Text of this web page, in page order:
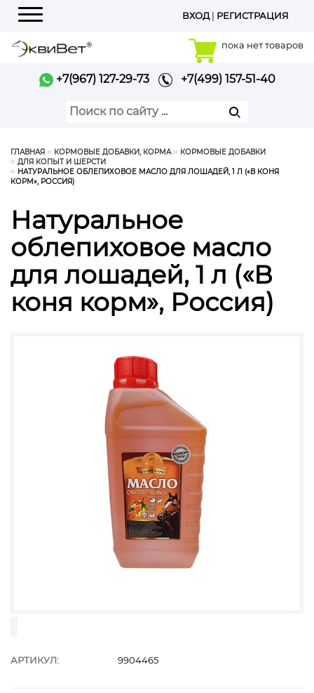
Меню
ВХОД| РЕГИСТРАЦИЯ
пока нет товаров
+7(967) 127-29-73 +7(499) 157-51-40
ГЛАВНАЯ КОРМОВЫЕ ДОБАВКИ, КОРМА
КОРМОВЫЕ ДОБАВКИ
ДЛЯ КОПЫТ И ШЕРСТИ
НАТУРАЛЬНОЕ ОБЛЕПИХОВОЕ МАСЛО ДЛЯ ЛОШАДЕЙ, 1 Л («В КОНЯ
КОРМ», РОССИЯ)
Натуральное
облепиховое масло
для лошадей, 1 л («В
коня корм», Россия)
АРТИКУЛ: 9904465